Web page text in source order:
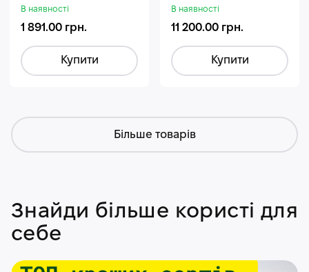
Гуміфос
В наявності
1 891.00 грн.
Купити
В наявності
11 200.00 грн.
Купити
Більше товарів
Знайди більше користі для
себе